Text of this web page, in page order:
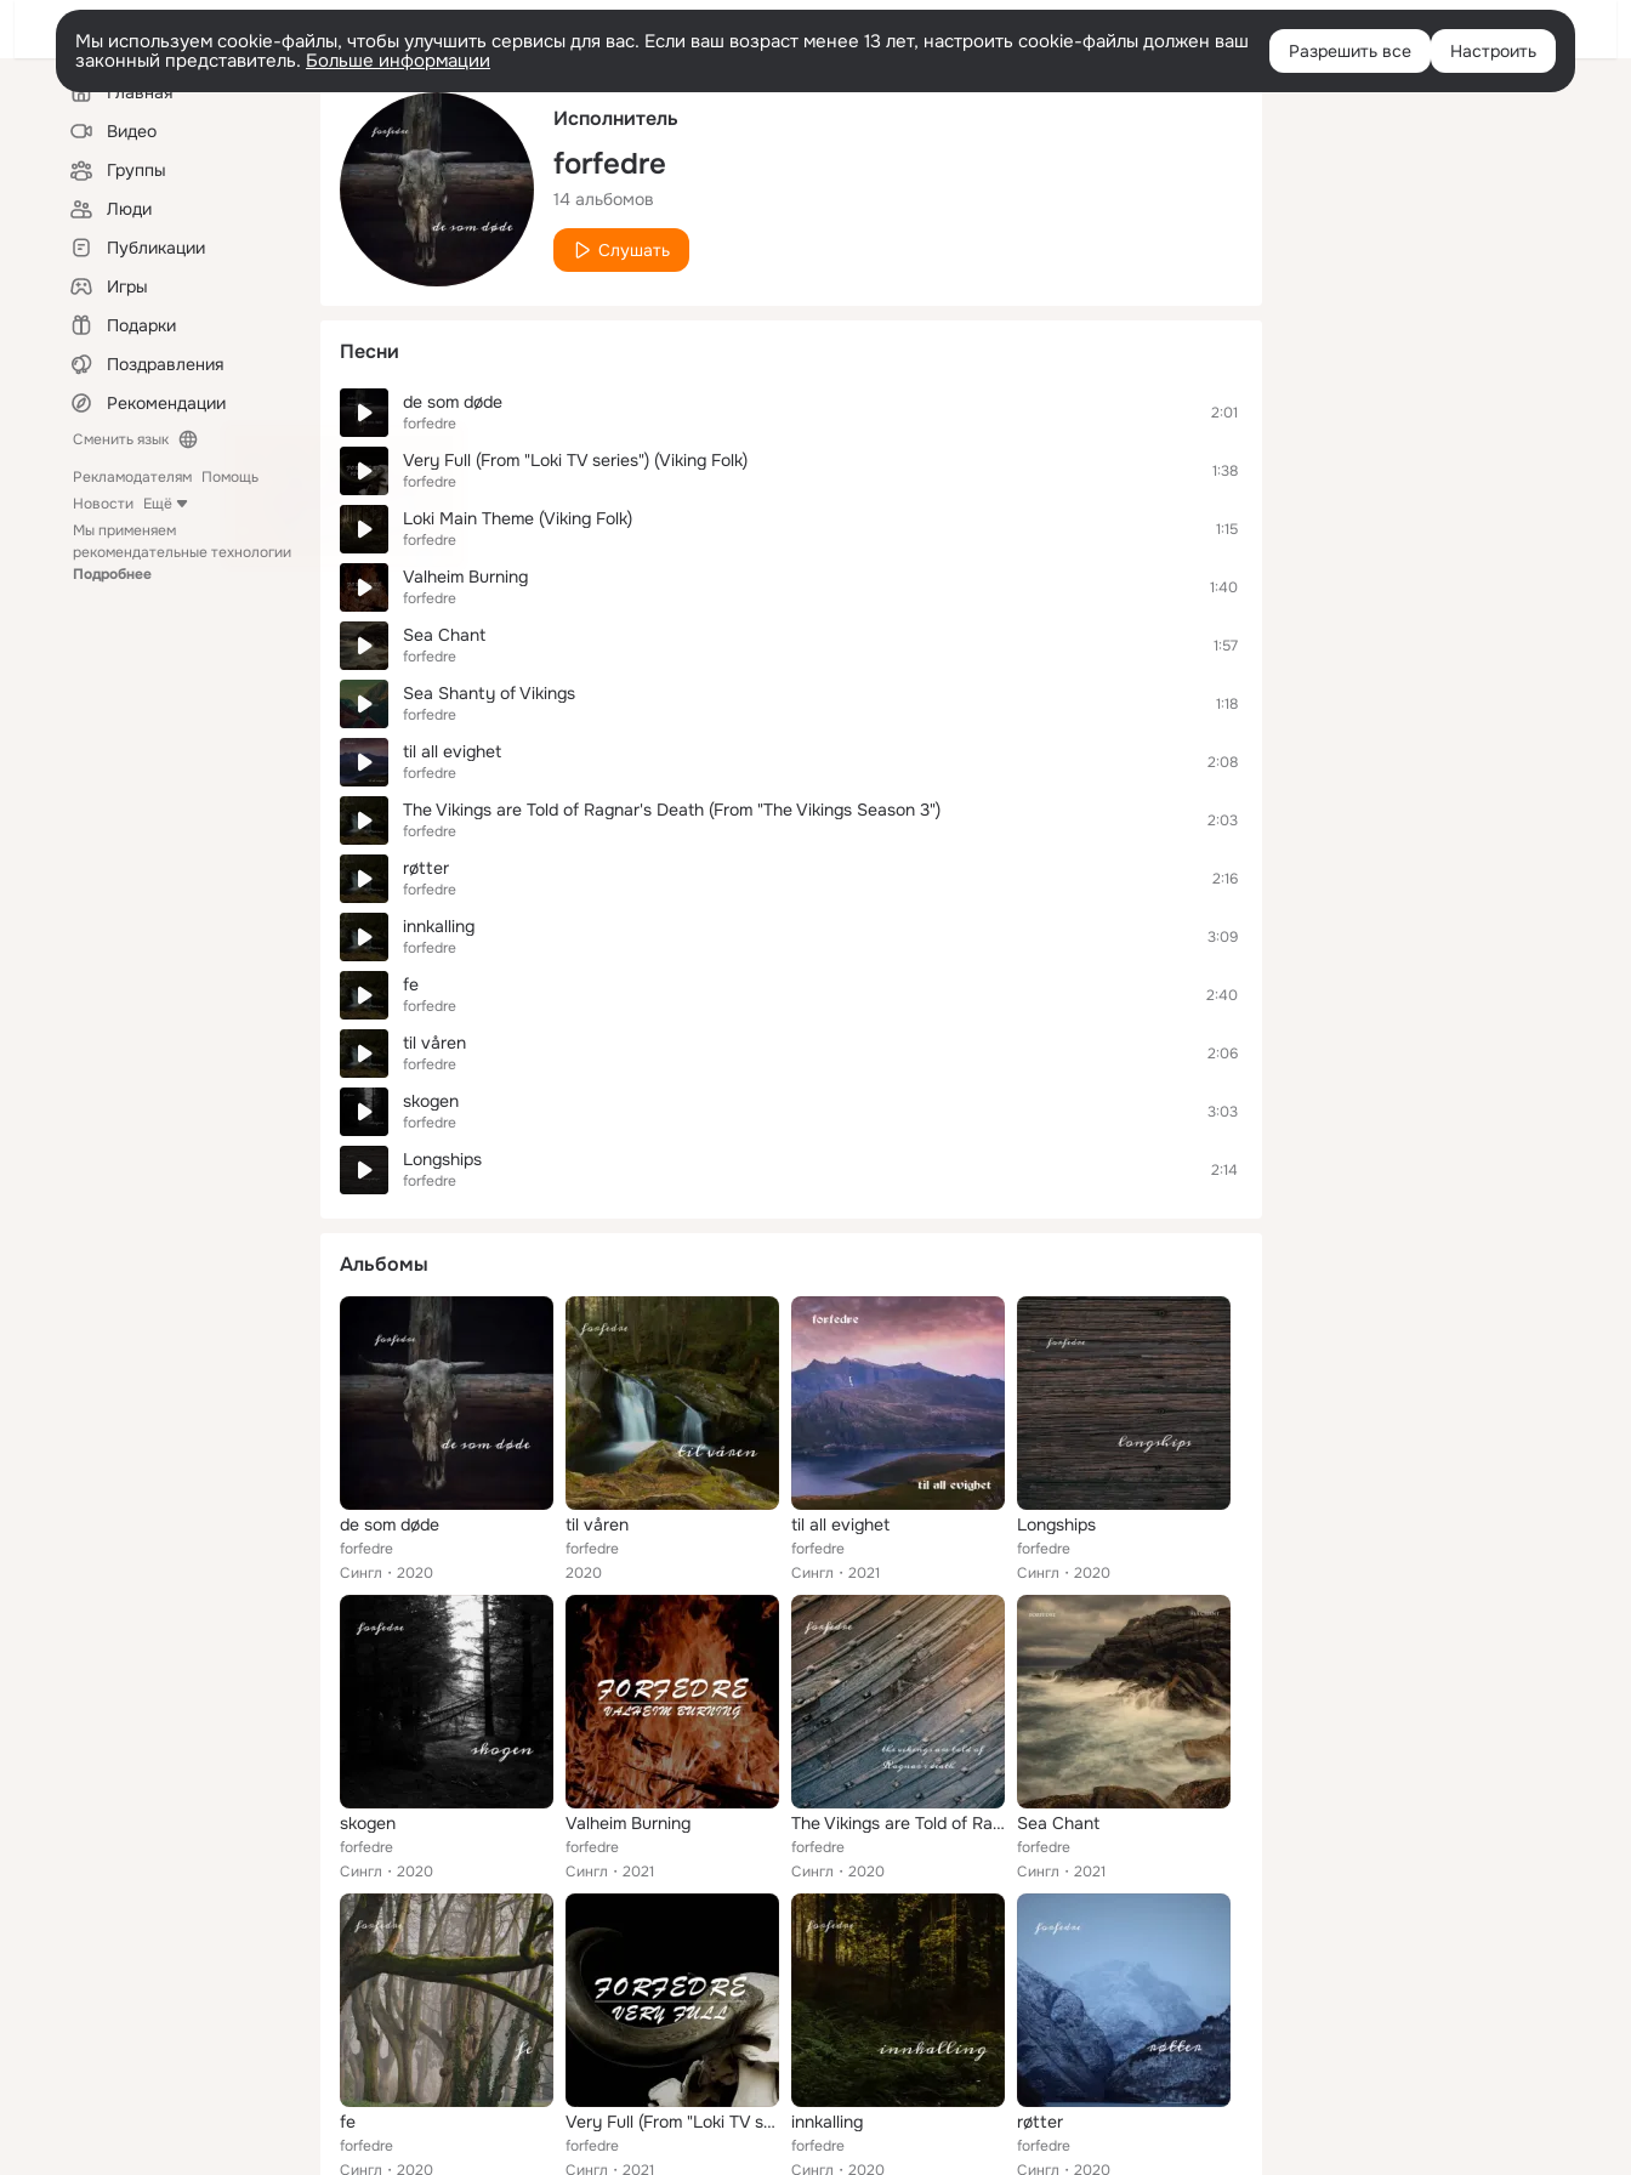
Русский Войти
Мы используем cookie-файлы, чтобы улучшить сервисы для вас. Если ваш возраст менее 13 лет, настроить cookie-файлы должен ваш
законный представитель. Больше информации Разрешить все Настроить
Левая
колонкаГлавная
Видео
Группы
Люди
Публикации
Игры
Подарки
Поздравления
Рекомендации
Сменить язык
Рекламодателям Помощь
Новости Ещё
Мы применяем
рекомендательные технологии
Подробнее
Исполнитель
forfedre
14 альбомов
Слушать
Песни
de som døde
forfedre
2:01
Very Full (From "Loki TV series") (Viking Folk)
forfedre
1:38
Loki Main Theme (Viking Folk)
forfedre
1:15
Valheim Burning
forfedre
1:40
Sea Chant
forfedre
1:57
Sea Shanty of Vikings
forfedre
1:18
til all evighet
forfedre
2:08
The Vikings are Told of Ragnar's Death (From "The Vikings Season 3")
forfedre
2:03
røtter
forfedre
2:16
innkalling
forfedre
3:09
fe
forfedre
2:40
til våren
forfedre
2:06
skogen
forfedre
3:03
Longships
forfedre
2:14
Альбомы
de som døde
forfedre
Сингл
2020
til våren
forfedre
2020
til all evighet
forfedre
Сингл
2021
Longships
forfedre
Сингл
2020
skogen
forfedre
Сингл
2020
Valheim Burning
forfedre
Сингл
2021
The Vikings are Told of Ragnar's Death (From "The Vikings Season 3")
forfedre
Сингл
2020
Sea Chant
forfedre
Сингл
2021
fe
forfedre
Сингл
2020
Very Full (From "Loki TV series") (Viking Folk)
forfedre
Сингл
2021
innkalling
forfedre
Сингл
2020
røtter
forfedre
Сингл
2020